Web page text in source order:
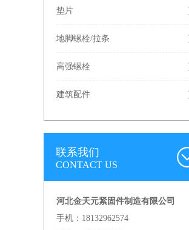
垫片
地脚螺栓/拉条
高强螺栓
建筑配件
联系我们
CONTACT US
河北金天元紧固件制造有限公司
手机：18132962574